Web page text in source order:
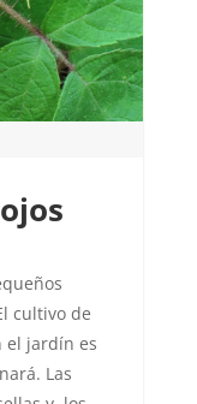
cultivo de
el jardín es
Las